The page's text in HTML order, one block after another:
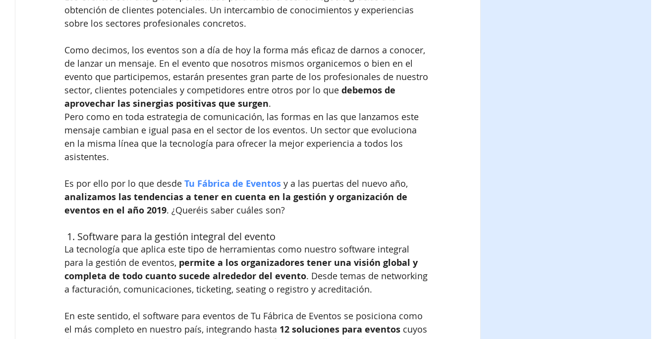
obtención de clientes potenciales. Un intercambio de conocimientos y experiencias
sobre los sectores profesionales concretos.
Como decimos, los eventos son a día de hoy la forma más eficaz de darnos a conocer,
de lanzar un mensaje. En el evento que nosotros mismos organicemos o bien en el
evento que participemos, estarán presentes gran parte de los profesionales de nuestro
sector, clientes potenciales y competidores entre otros por lo que debemos de
aprovechar las sinergias positivas que surgen.
Pero como en toda estrategia de comunicación, las formas en las que lanzamos este
mensaje cambian e igual pasa en el sector de los eventos. Un sector que evoluciona
en la misma línea que la tecnología para ofrecer la mejor experiencia a todos los
asistentes.
Es por ello por lo que desde Tu Fábrica de Eventos y a las puertas del nuevo año,
analizamos las tendencias a tener en cuenta en la gestión y organización de
eventos en el año 2019. ¿Queréis saber cuáles son?
1. Software para la gestión integral del evento
La tecnología que aplica este tipo de herramientas como nuestro software integral
para la gestión de eventos, permite a los organizadores tener una visión global y
completa de todo cuanto sucede alrededor del evento. Desde temas de networking
a facturación, comunicaciones, ticketing, seating o registro y acreditación.
En este sentido, el software para eventos de Tu Fábrica de Eventos se posiciona como
el más completo en nuestro país, integrando hasta 12 soluciones para eventos cuyos